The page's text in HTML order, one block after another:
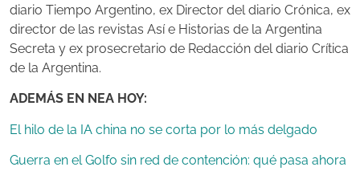
diario Tiempo Argentino, ex Director del diario Crónica, ex
director de las revistas Así e Historias de la Argentina
Secreta y ex prosecretario de Redacción del diario Crítica
de la Argentina.
ADEMÁS EN NEA HOY:
El hilo de la IA china no se corta por lo más delgado
Guerra en el Golfo sin red de contención: qué pasa ahora